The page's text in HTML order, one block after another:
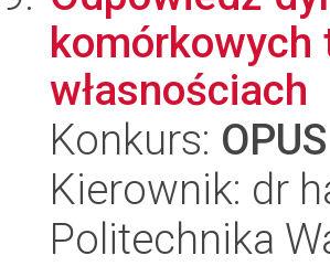
własnościach
Konkurs:
Kierownik: dr
Politechnika